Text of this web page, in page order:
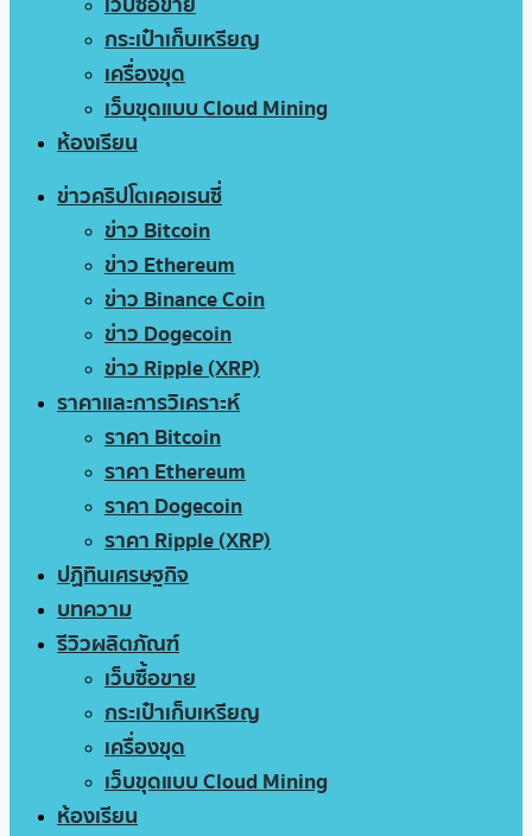
กระเป๋าเก็บเหรียญ
เครื่องขุด
เว็บขุดแบบ Cloud Mining
ห้องเรียน
ข่าวคริปโตเคอเรนซี่
ข่าว Bitcoin
ข่าว Ethereum
ข่าว Binance Coin
ข่าว Dogecoin
ข่าว Ripple (XRP)
ราคาและการวิเคราะห์
ราคา Bitcoin
ราคา Ethereum
ราคา Dogecoin
ราคา Ripple (XRP)
ปฏิทินเศรษฐกิจ
บทความ
รีวิวผลิตภัณฑ์
เว็บซื้อขาย
กระเป๋าเก็บเหรียญ
เครื่องขุด
เว็บขุดแบบ Cloud Mining
ห้องเรียน